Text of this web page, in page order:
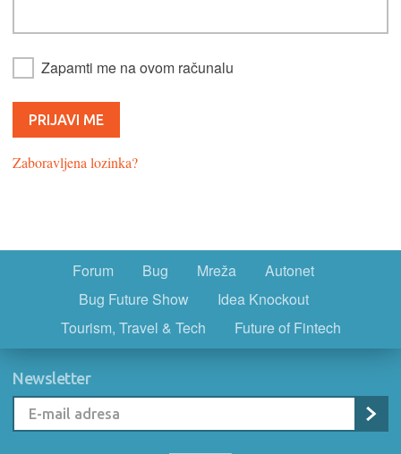
Zapamti me na ovom računalu
Zaboravljena lozinka?
Forum Bug Mreža
Autonet
Bug Future Show
Idea Knockout
Tourism, Travel & Tech
Future of Fintech
Newsletter